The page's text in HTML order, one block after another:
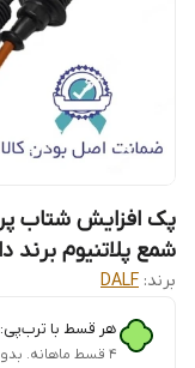
شمع پلاتنیوم برند
برند: DALF
هر قسط با ترب‌پی:
۴ قسط ماهانه. بدون سود، چک و ضامن.